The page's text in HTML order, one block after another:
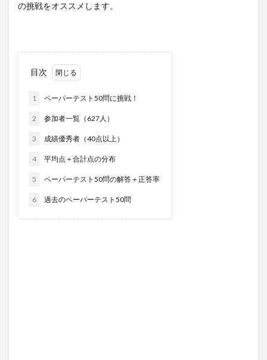
の挑戦をオススメします。
目次
1 ペーパーテスト50問に挑戦！
2 参加者一覧（627人）
3 成績優秀者（40点以上）
4 平均点＋合計点の分布
5 ペーパーテスト50問の解答＋正答率
6 過去のペーパーテスト50問